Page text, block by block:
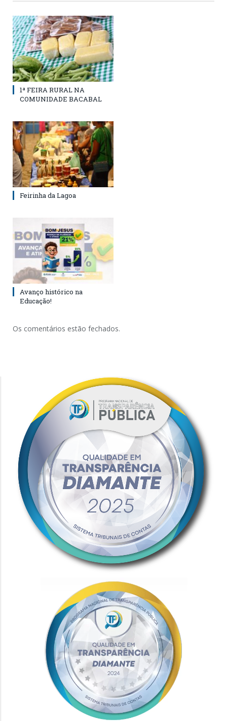
1ª FEIRA RURAL NA
COMUNIDADE BACABAL
Feirinha da Lagoa
Avanço histórico na
Educação!
Os comentários estão fechados.